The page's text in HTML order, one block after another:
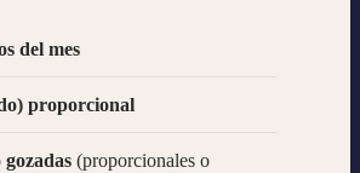
del mes
proporcional
gozadas (proporcionales o